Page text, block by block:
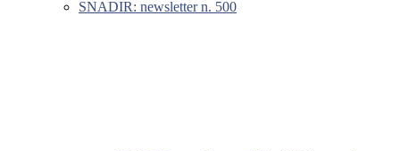
SNADIR: newsletter n. 500